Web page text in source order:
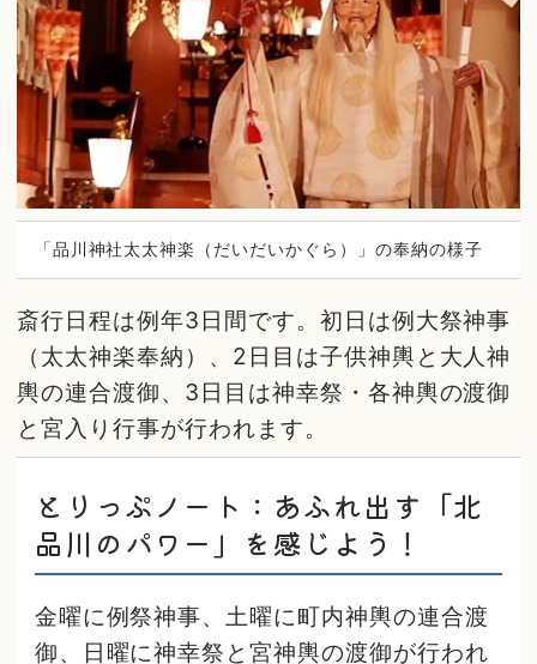
「品川神社太太神楽（だいだいかぐら）」の奉納の様子
斎行日程は例年3日間です。初日は例大祭神事
（太太神楽奉納）、2日目は子供神輿と大人神
輿の連合渡御、3日目は神幸祭・各神輿の渡御
と宮入り行事が行われます。
とりっぷノート：あふれ出す「北
品川のパワー」を感じよう！
金曜に例祭神事、土曜に町内神輿の連合渡
御、日曜に神幸祭と宮神輿の渡御が行われ